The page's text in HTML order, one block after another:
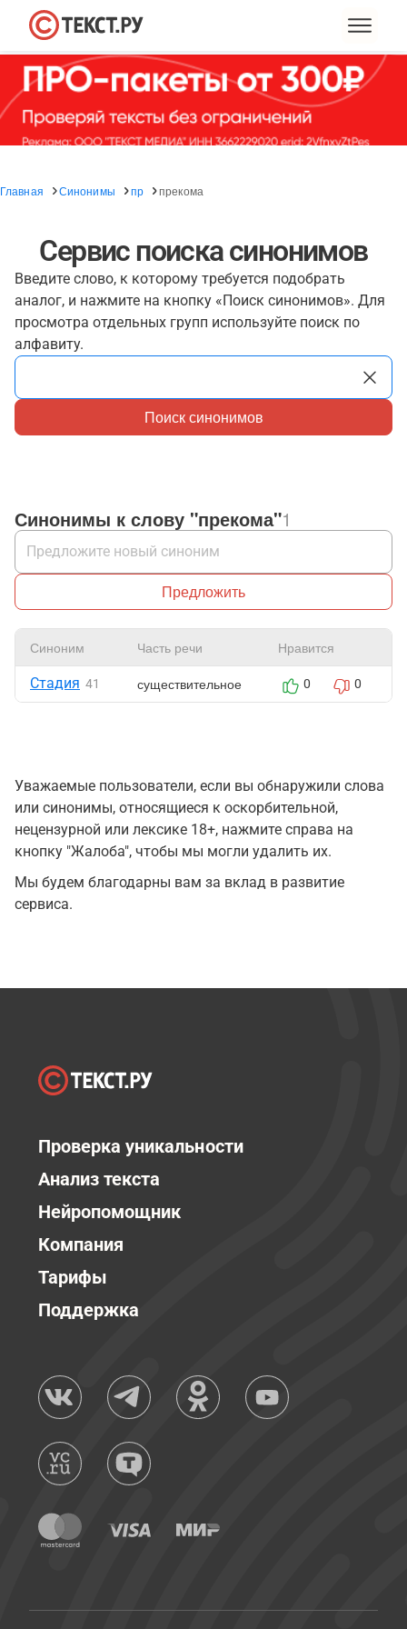
Главная Синонимы пр прекома
Сервис поиска синонимов
Введите слово, к которому требуется подобрать
аналог, и нажмите на кнопку «Поиск синонимов». Для
просмотра отдельных групп используйте поиск по
алфавиту.
Поиск синонимов
Синонимы к слову "прекома"1
Предложить
Синоним Часть речи Нравится
Стадия 41 существительное 0 0
Уважаемые пользователи, если вы обнаружили слова
или синонимы, относящиеся к оскорбительной,
нецензурной или лексике 18+, нажмите справа на
кнопку "Жалоба", чтобы мы могли удалить их.
Мы будем благодарны вам за вклад в развитие
сервиса.
Проверка уникальности
Анализ текста
Нейропомощник
Компания
Тарифы
Поддержка